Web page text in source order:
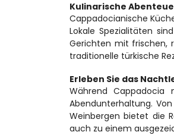
Kulinarische
Cappadocianische
Lokale Spezialitäten
Gerichten mit frischen,
traditionelle türkische
Erleben Sie das
Während
Abendunterhaltung.
Weinbergen bietet die
auch zu einem